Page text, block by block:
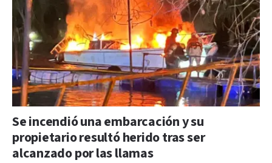
Se incendió una embarcación y su
propietario resultó herido tras ser
alcanzado por las llamas